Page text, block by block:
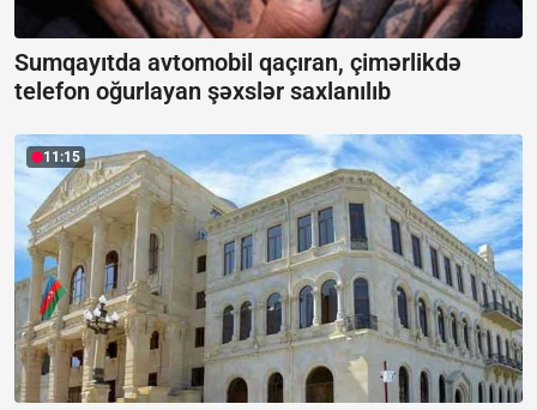
Sumqayıtda avtomobil qaçıran, çimərlikdə
telefon oğurlayan şəxslər saxlanılıb
11:15